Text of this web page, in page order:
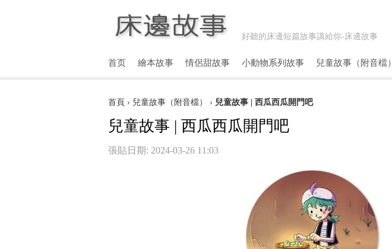
好聽的床邊短篇故事講給你-床邊故事
首页 繪本故事 情侶甜故事 小動物系列故事 兒童故事（附音檔）
首頁 › 兒童故事（附音檔） › 兒童故事 | 西瓜西瓜開門吧
兒童故事 | 西瓜西瓜開門吧
張貼日期: 2024-03-26 11:03